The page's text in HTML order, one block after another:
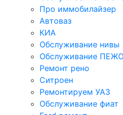
Про иммобилайзер
Автоваз
КИА
Обслуживание нивы
Обслуживание
Ремонт рено
Ситроен
Ремонтируем УАЗ
Обслуживание фиат